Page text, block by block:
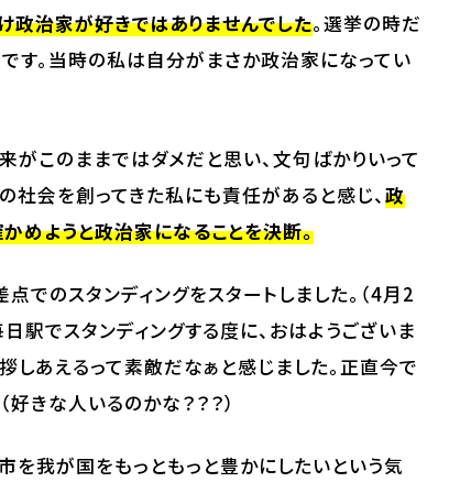
政治家が好きではありませんでした。選挙の時だ
です。当時の私は自分がまさか政治家になってい
がこのままではダメだと思い、文句ばかりいって
社会を創ってきた私にも責任があると感じ、政
めようと政治家になることを決断。
のスタンディングをスタートしました。（4月2
でスタンディングする度に、おはようございま
しあえるって素敵だなぁと感じました。正直今で
きな人いるのかな？？？）
を我が国をもっともっと豊かにしたいという気